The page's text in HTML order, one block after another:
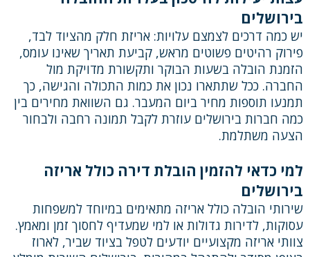
בירושלים
יש כמה דרכים לצמצם עלויות: אריזת חלק מהציוד לבד,
פירוק רהיטים פשוטים מראש, קביעת תאריך שאינו עומס,
הזמנת הובלה בשעות הבוקר ותקשורת מדויקת מול
החברה. ככל שתתארו נכון את כמות התכולה והגישה, כך
תמנעו תוספות מחיר ביום המעבר. גם השוואת מחירים בין
כמה חברות בירושלים עוזרת לקבל תמונה רחבה ולבחור
הצעה משתלמת.
למי כדאי להזמין הובלת דירה כולל אריזה
בירושלים
שירותי הובלה כולל אריזה מתאימים במיוחד למשפחות
עסוקות, לדירות גדולות או למי שמעדיף לחסוך זמן ומאמץ.
צוותי אריזה מקצועיים יודעים לטפל בציוד שביר, לארוז